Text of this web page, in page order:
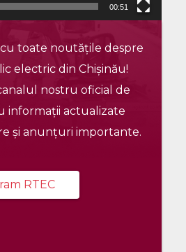
00:51
toate noutățile despre
electric din Chișinău!
nostru oficial de
informații actualizate
și anunțuri importante.
RTEC